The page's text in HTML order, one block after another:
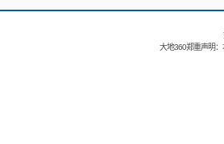
大地360郑重声明